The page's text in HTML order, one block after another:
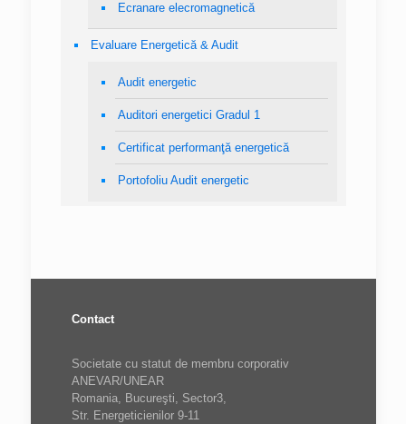
Ecranare elecromagnetică
Evaluare Energetică & Audit
Audit energetic
Auditori energetici Gradul 1
Certificat performanţă energetică
Portofoliu Audit energetic
Contact
Societate cu statut de membru corporativ
ANEVAR/UNEAR
Romania, Bucureşti, Sector3,
Str. Energeticienilor 9-11